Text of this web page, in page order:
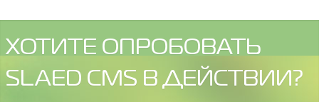
ХОТИТЕ ОПРОБОВАТЬ
SLAED CMS В ДЕЙСТВИИ?